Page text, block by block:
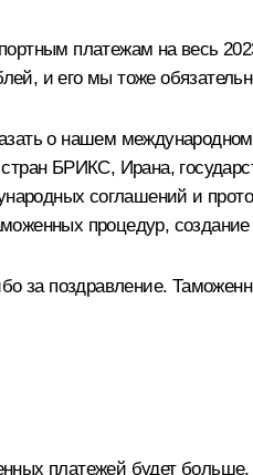
платежам на весь
и его мы тоже
о нашем
БРИКС, Ирана,
соглашений и
процедур,
за поздравление.
платежей будет